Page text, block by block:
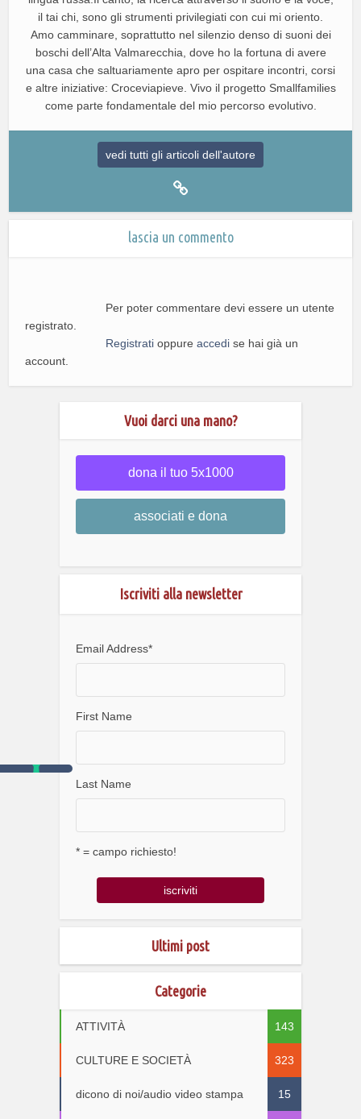
il tai chi, sono gli strumenti privilegiati con cui mi oriento.
Amo camminare, soprattutto nel silenzio denso di suoni dei
boschi dell’Alta Valmarecchia, dove ho la fortuna di avere
una casa che saltuariamente apro per ospitare incontri, corsi
e altre iniziative: Croceviapieve. Vivo il progetto Smallfamilies
come parte fondamentale del mio percorso evolutivo.
vedi tutti gli articoli dell'autore
lascia un commento
Per poter commentare devi essere un utente
registrato.
Registrati oppureaccedi se hai già un
account.
Vuoi darci una mano?
dona il tuo 5x1000
associati e dona
Iscriviti alla newsletter
Email Address*
First Name
Last Name
* = campo richiesto!
Ultimi post
Categorie
ATTIVITÀ 143
CULTURE E SOCIETÀ 323
dicono di noi/audio video stampa 15